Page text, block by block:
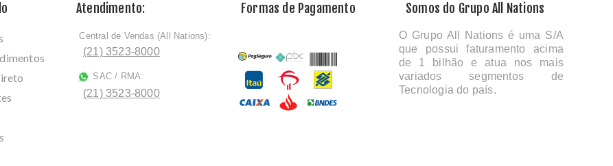
Atendimento:
ﾠCentral de Vendas (All Nations):
(21) 3523-8000
SAC / RMA:
(21) 3523-8000
Formas de Pagamento Somos do Grupo All Nations
O Grupo All Nations é uma S/A
que possui faturamento acima
de 1 bilhão e atua nos mais
variados segmentos de
Tecnologia do país.